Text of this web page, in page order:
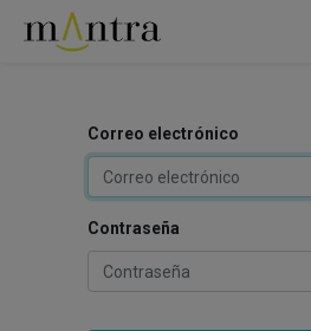
Correo electrónico
Contraseña